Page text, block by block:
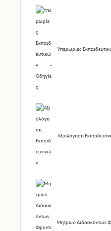
Υπερωρίες
Αξιολόγηση
Μητρώο Διδασκόντων